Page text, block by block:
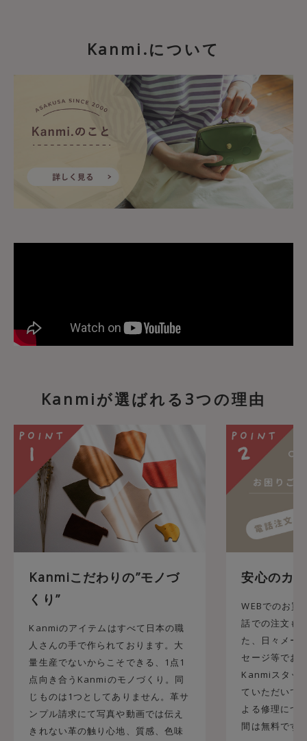
Kanmi.について
Kanmiが選ばれる3つの理由
Kanmiこだわりの”モノづ
くり”
Kanmiのアイテムはすべて日本の職
人さんの手で作られております。大
量生産でないからこそできる、1点1
点向き合うKanmiのモノづくり。同
じものは1つとしてありません。革サ
ンプル請求にて写真や動画では伝え
きれない革の触り心地、質感、色味
安心のカ
WEBでのお買
話での注文も
た、日々メー
セージ等でお
Kanmiスタッ
ていただいて
よる修理につ
間は無料です